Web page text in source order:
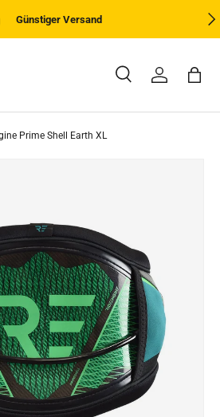
Günstiger Versand
SucheEinloggen
Prime Shell Earth XL